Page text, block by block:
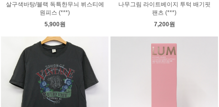
살구색바탕/블랙 독특한무늬 뷔스티에
원피스 (***)
5,900원
나무그림 라이트베이지 투턱 배기핏
팬츠 (***)
7,200원